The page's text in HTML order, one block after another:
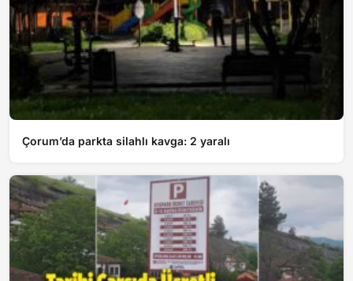
Çorum’da parkta silahlı kavga: 2 yaralı